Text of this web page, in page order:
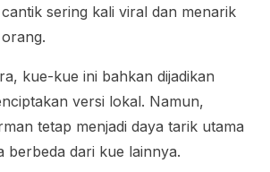
sering kali viral dan menarik
kue-kue ini bahkan dijadikan
versi lokal. Namun,
tetap menjadi daya tarik utama
berbeda dari kue lainnya.